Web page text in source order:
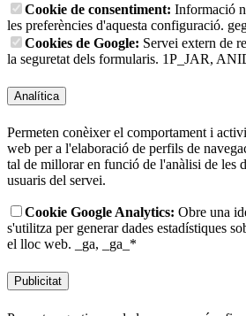
Cookie de consentiment: Informació
les preferències d'aquesta configuració.
Cookies de Google: Servei extern de
la seguretat dels formularis. 1P_JAR,
Analítica
Permeten conèixer el comportament i
web per a l'elaboració de perfils de
tal de millorar en funció de l'anàlisi de les
usuaris del servei.
Cookie Google Analytics: Obre una
s'utilitza per generar dades estadístiques
el lloc web.
_ga, _ga_*
Publicitat